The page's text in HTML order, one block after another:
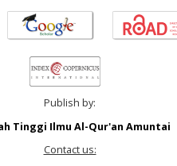
Publish by:
Tinggi Ilmu Al-Qur'an Amuntai
Contact us: